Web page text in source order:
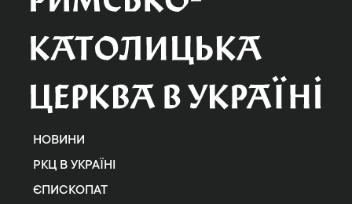
НОВИНИ
РКЦ В УКРАЇНІ
ЄПИСКОПАТ